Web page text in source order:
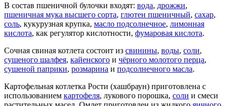
В состав пшеничной булочки входят: вода, дрожжи,
пшеничная мука высшего сорта, глютен пшеничный, сахар,
соль, кукурузная крупка, масло подсолнечное, лимонная
кислота, как регулятор кислотности, фумаровая кислота.
Сочная свиная котлета состоит из свинины, воды, соли,
сушеного шалфея, кайенского и чёрного молотого перца,
сушеной паприки, розмарина и подсолнечного масла.
Картофельная котлетка Рости (хашбраун) приготовлена с
использованием картофеля, лукового порошка, соли и смеси